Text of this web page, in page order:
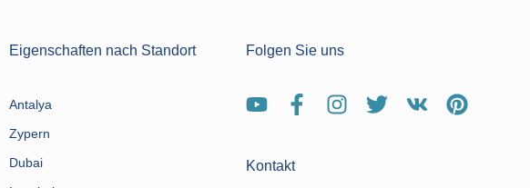
Eigenschaften nach Standort
Antalya
Zypern
Dubai
Folgen Sie uns
Kontakt